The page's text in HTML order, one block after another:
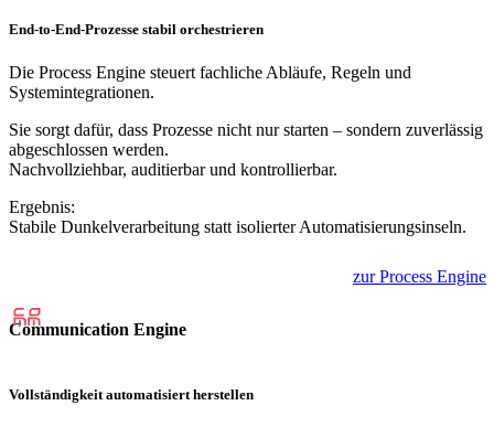
End-to-End-Prozesse stabil orchestrieren
Die Process Engine steuert fachliche Abläufe, Regeln und
Systemintegrationen.
Sie sorgt dafür, dass Prozesse nicht nur starten – sondern zuverlässig
abgeschlossen werden.
Nachvollziehbar, auditierbar und kontrollierbar.
Ergebnis:
Stabile Dunkelverarbeitung statt isolierter Automatisierungsinseln.
zur Process Engine
Communication Engine
Vollständigkeit automatisiert herstellen